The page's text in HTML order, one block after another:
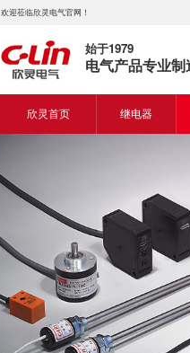
欢迎莅临欣灵电气官网！
始于1979
电气产品专业制
欣灵首页 继电器
固体继电器
计数继电器
液位继电器 热